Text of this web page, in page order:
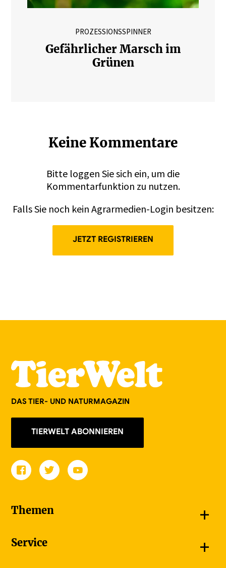
PROZESSIONSSPINNER
Gefährlicher Marsch im
Grünen
Keine Kommentare
Bitte loggen Sie sich ein, um die
Kommentarfunktion zu nutzen.
Falls Sie noch kein Agrarmedien-Login besitzen:
JETZT REGISTRIEREN
DAS TIER- UND NATURMAGAZIN
TIERWELT ABONNIEREN
Themen +
Goldener Schmetterling
Service +